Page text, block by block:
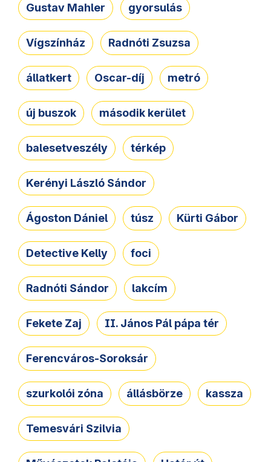
Gustav Mahler gyorsulás
Vígszínház Radnóti Zsuzsa
állatkert Oscar-díj metró
új buszok második kerület
balesetveszély térkép
Kerényi László Sándor
Ágoston Dániel túsz Kürti Gábor
Detective Kelly foci
Radnóti Sándor lakcím
Fekete Zaj II. János Pál pápa tér
Ferencváros-Soroksár
szurkolói zóna állásbörze kassza
Temesvári Szilvia